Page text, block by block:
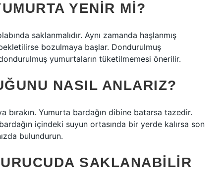
YENIR MI?
saklanmalıdır. Aynı zamanda haşlanmış
bozulmaya başlar. Dondurulmuş
yumurtaların tüketilmemesi önerilir.
NASIL ANLARIZ?
Yumurta bardağın dibine batarsa ​​tazedir.
içindeki suyun ortasında bir yerde kalırsa son
bulundurun.
SAKLANABILIR